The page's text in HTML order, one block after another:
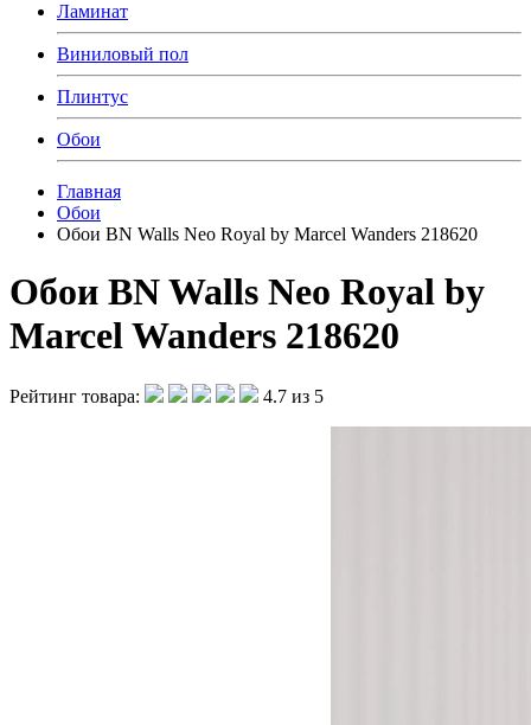
Ламинат
Виниловый пол
Плинтус
Обои
Главная
Обои
Обои BN Walls Neo Royal by Marcel Wanders 218620
Обои BN Walls Neo Royal by
Marcel Wanders 218620
Рейтинг товара: 4.7 из 5